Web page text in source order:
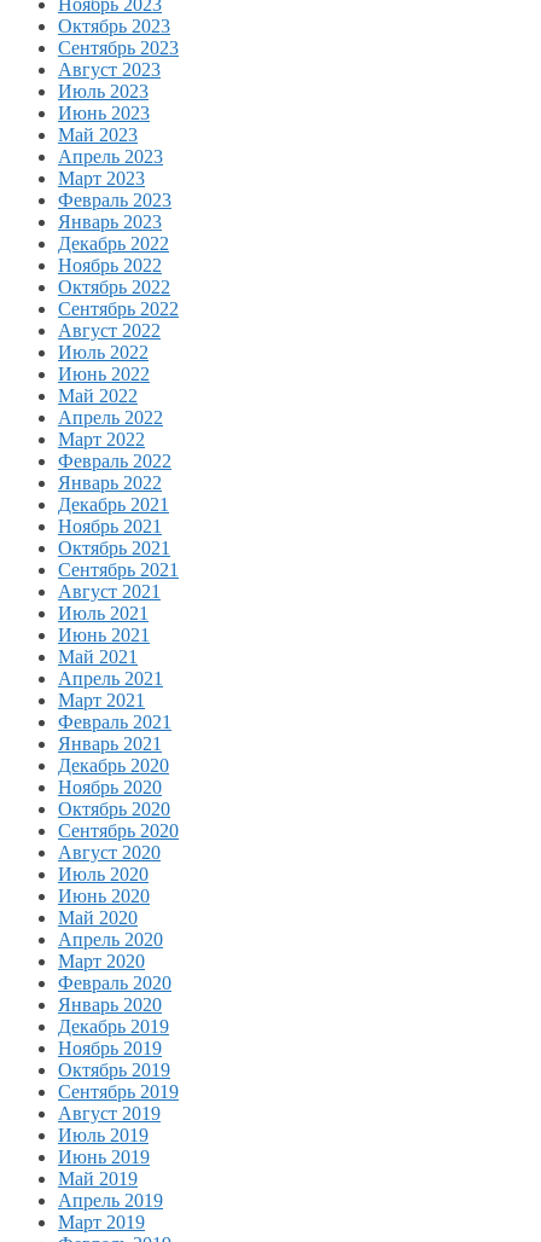
Ноябрь 2023
Октябрь 2023
Сентябрь 2023
Август 2023
Июль 2023
Июнь 2023
Май 2023
Апрель 2023
Март 2023
Февраль 2023
Январь 2023
Декабрь 2022
Ноябрь 2022
Октябрь 2022
Сентябрь 2022
Август 2022
Июль 2022
Июнь 2022
Май 2022
Апрель 2022
Март 2022
Февраль 2022
Январь 2022
Декабрь 2021
Ноябрь 2021
Октябрь 2021
Сентябрь 2021
Август 2021
Июль 2021
Июнь 2021
Май 2021
Апрель 2021
Март 2021
Февраль 2021
Январь 2021
Декабрь 2020
Ноябрь 2020
Октябрь 2020
Сентябрь 2020
Август 2020
Июль 2020
Июнь 2020
Май 2020
Апрель 2020
Март 2020
Февраль 2020
Январь 2020
Декабрь 2019
Ноябрь 2019
Октябрь 2019
Сентябрь 2019
Август 2019
Июль 2019
Июнь 2019
Май 2019
Апрель 2019
Март 2019